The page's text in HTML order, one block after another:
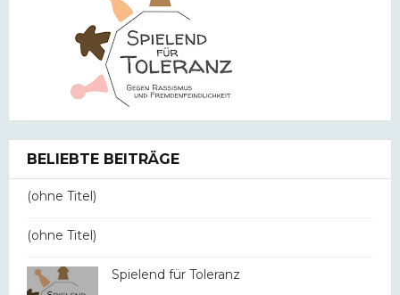
BELIEBTE BEITRÄGE
(ohne Titel)
(ohne Titel)
Spielend für Toleranz